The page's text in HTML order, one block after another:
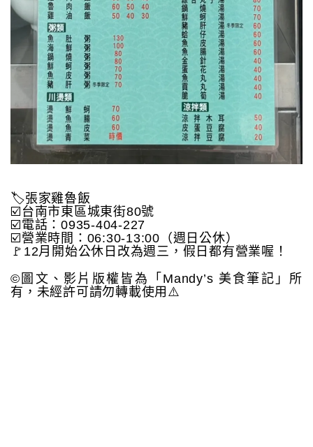
🏷️張家雞魯飯
☑️台南市東區城東街80號
☑️電話：0935-404-227
☑️營業時間：06:30-13:00（週日公休）
🚩12月開始公休日改為週三，假日都有營業喔！
©️圖文、影片版權皆為「Mandy’s 美食筆記」所
有，未經許可請勿轉載使用⚠️